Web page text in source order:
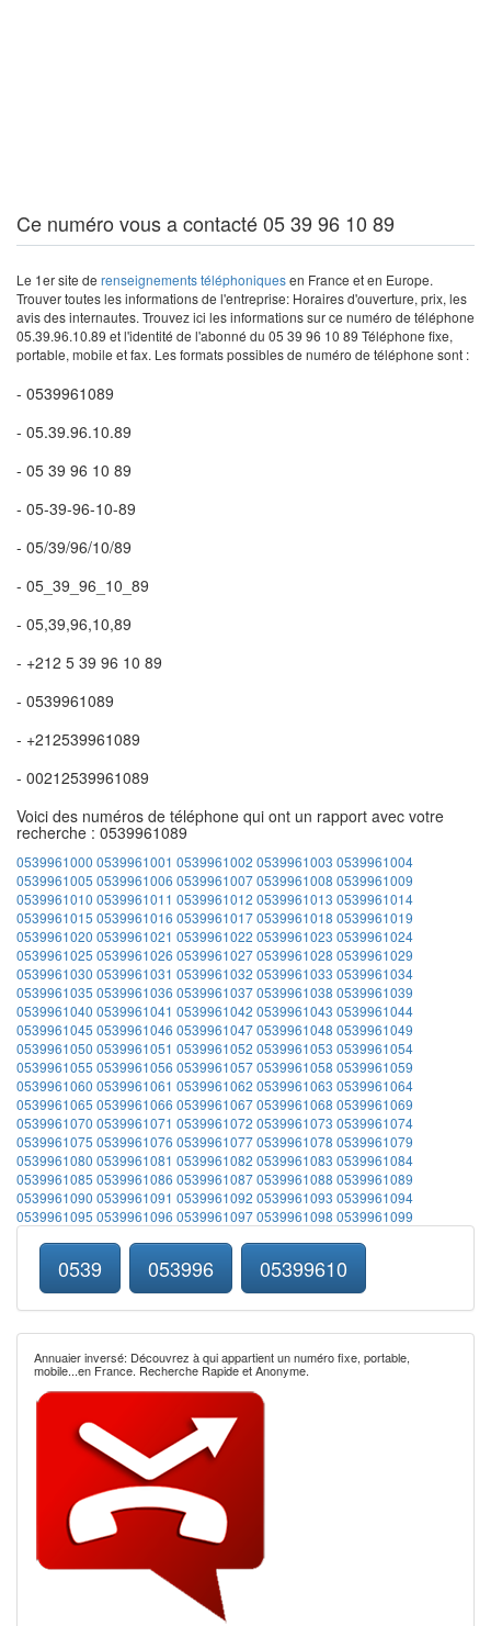
Ce numéro vous a contacté 05 39 96 10 89
Le 1er site de renseignements téléphoniquesen France et en Europe.
Trouver toutes les informations de l'entreprise: Horaires d'ouverture, prix, les
avis des internautes. Trouvez ici les informations sur ce numéro de téléphone
05.39.96.10.89 et l'identité de l'abonné du 05 39 96 10 89 Téléphone fixe,
portable, mobile et fax. Les formats possibles de numéro de téléphone sont :
- 0539961089
- 05.39.96.10.89
- 05 39 96 10 89
- 05-39-96-10-89
- 05/39/96/10/89
- 05_39_96_10_89
- 05,39,96,10,89
- +212 5 39 96 10 89
- 0539961089
- +212539961089
- 00212539961089
Voici des numéros de téléphone qui ont un rapport avec votre
recherche : 0539961089
0539961000 0539961001 0539961002 0539961003 0539961004
0539961005 0539961006 05399610070539961008 0539961009
0539961010 0539961011 0539961012 0539961013 0539961014
0539961015 0539961016 05399610170539961018 0539961019
0539961020 0539961021 0539961022 0539961023 0539961024
0539961025 0539961026 05399610270539961028 0539961029
0539961030 0539961031 0539961032 0539961033 0539961034
0539961035 0539961036 05399610370539961038 0539961039
0539961040 0539961041 0539961042 0539961043 0539961044
0539961045 0539961046 05399610470539961048 0539961049
0539961050 0539961051 0539961052 0539961053 0539961054
0539961055 0539961056 05399610570539961058 0539961059
0539961060 0539961061 0539961062 0539961063 0539961064
0539961065 0539961066 05399610670539961068 0539961069
0539961070 0539961071 0539961072 0539961073 0539961074
0539961075 0539961076 05399610770539961078 0539961079
0539961080 0539961081 0539961082 0539961083 0539961084
0539961085 0539961086 05399610870539961088 0539961089
0539961090 0539961091 0539961092 0539961093 0539961094
0539961095 0539961096 05399610970539961098 0539961099
0539 053996 05399610
Annuaier inversé: Découvrez à qui appartient un numéro fixe, portable,
mobile...en France. Recherche Rapide et Anonyme.